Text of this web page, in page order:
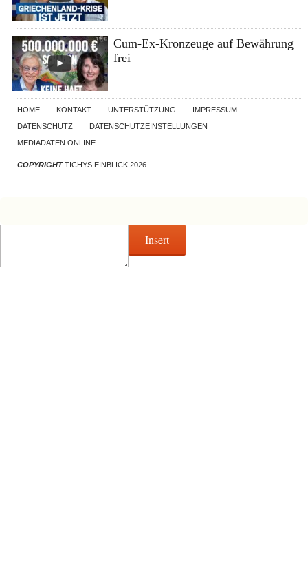
Cum-Ex-Kronzeuge auf Bewährung
frei
HOME KONTAKT UNTERSTÜTZUNG
IMPRESSUM
DATENSCHUTZ
DATENSCHUTZEINSTELLUNGEN
MEDIADATEN ONLINE
COPYRIGHTTICHYS EINBLICK 2026
Insert